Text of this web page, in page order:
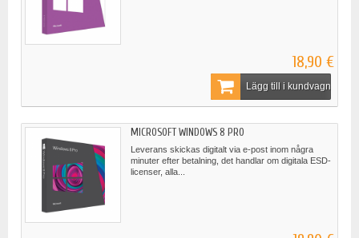
18,90 €
Lägg till i kundvagn
MICROSOFT WINDOWS 8 PRO
Leverans skickas digitalt via e-post inom några
minuter efter betalning, det handlar om digitala ESD-
licenser, alla...